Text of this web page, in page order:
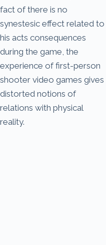
fact of there is no
synestesic effect related to
his acts consequences
during the game, the
experience of first-person
shooter video games gives
distorted notions of
relations with physical
reality.